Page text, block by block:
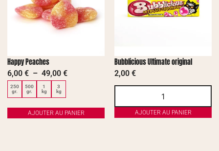
Happy Peaches
6,00 € – 49,00 €
250
gr.
500
gr.
1
kg
3
kg
AJOUTER AU PANIER
Bubblicious Ultimate original
2,00 €
AJOUTER AU PANIER